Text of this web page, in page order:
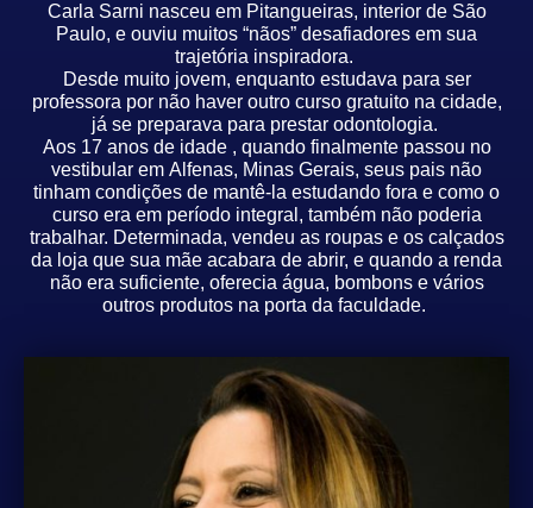
Carla Sarni nasceu em Pitangueiras, interior de São
Paulo, e ouviu muitos “nãos” desafiadores em sua
trajetória inspiradora.
Desde muito jovem, enquanto estudava para ser
professora por não haver outro curso gratuito na cidade,
já se preparava para prestar odontologia.
Aos 17 anos de idade , quando finalmente passou no
vestibular em Alfenas, Minas Gerais, seus pais não
tinham condições de mantê-la estudando fora e como o
curso era em período integral, também não poderia
trabalhar. Determinada, vendeu as roupas e os calçados
da loja que sua mãe acabara de abrir, e quando a renda
não era suficiente, oferecia água, bombons e vários
outros produtos na porta da faculdade.